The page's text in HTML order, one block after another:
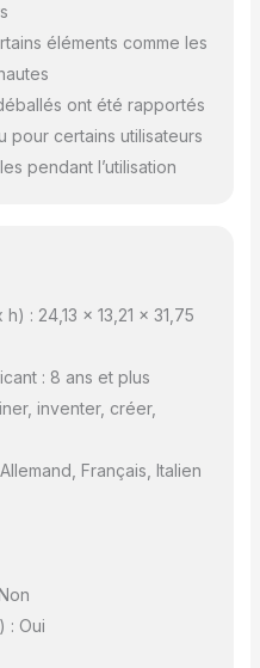
à résoudre
problème sous 24
éléments comme les
ont été rapportés
certains utilisateurs
pendant l’utilisation
: 24,13 x 13,21 x 31,75
: 8 ans et plus
inventer, créer,
Français, Italien
: Oui